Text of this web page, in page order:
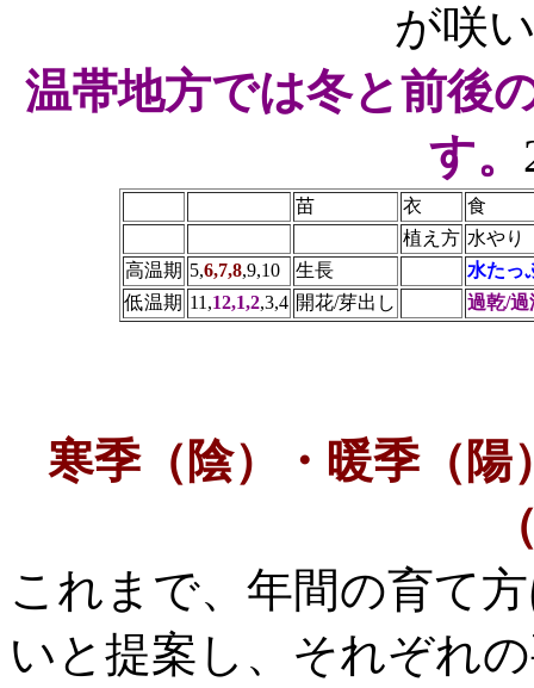
が咲
温帯地方では冬と前後
す。
苗 衣
食
植え方 水やり
高温期 5,6,7,8,9,10 生長
水たっ
低温期 11,12,1,2,3,4 開花/芽出し 過乾/過
寒季（陰）・暖季（
これまで、年間の育て
いと提案し、それぞれ